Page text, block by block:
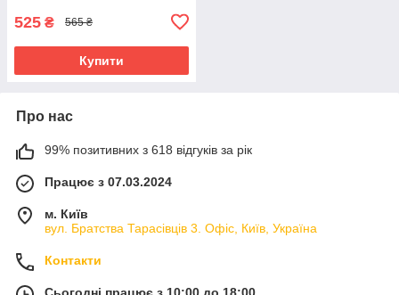
525 ₴ 565 ₴
Купити
Про нас
99% позитивних з 618 відгуків за рік
Працює з 07.03.2024
м. Київ
вул. Братства Тарасівців 3. Офіс, Київ, Україна
Контакти